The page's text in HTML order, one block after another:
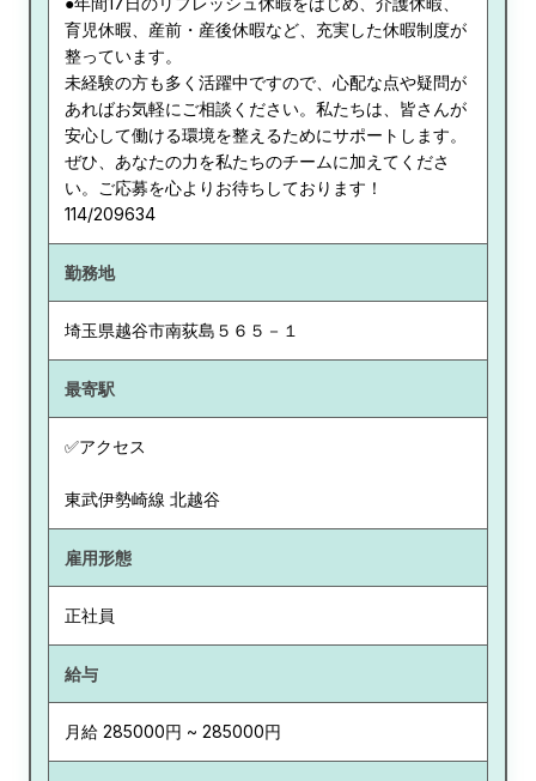
育児休暇、産前・産後休暇など、充実した休暇制度が
整っています。
未経験の方も多く活躍中ですので、心配な点や疑問が
あればお気軽にご相談ください。私たちは、皆さんが
安心して働ける環境を整えるためにサポートします。
ぜひ、あなたの力を私たちのチームに加えてくださ
い。ご応募を心よりお待ちしております！
114/209634
勤務地
埼玉県越谷市南荻島５６５－１
最寄駅
✅アクセス
東武伊勢崎線 北越谷
雇用形態
正社員
給与
月給 285000円 ~ 285000円